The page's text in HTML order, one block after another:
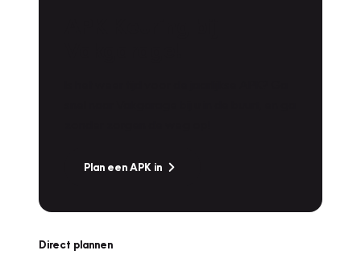
Plan een APK in
Direct plannen